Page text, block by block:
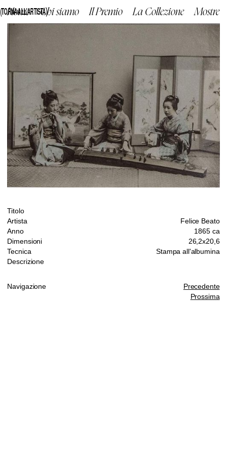
(TORNA ALL'ARTISTA)
Home Chi siamo Il Premio La Collezione Mostre
Titolo
Artista
Felice Beato
Anno
1865 ca
Dimensioni
26,2x20,6
Tecnica
Stampa all'albumina
Descrizione
Navigazione
Precedente
Prossima